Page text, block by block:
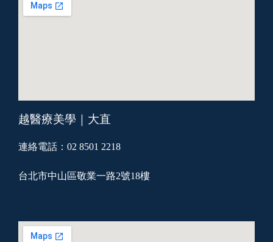
越醫療美學｜大直
連絡電話：02 8501 2218
台北市中山區敬業一路2號18樓